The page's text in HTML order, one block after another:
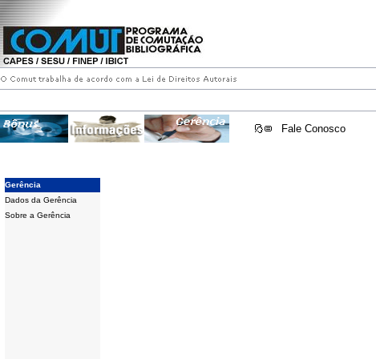
Fale Conosco
Gerência
Dados da Gerência
Sobre a Gerência